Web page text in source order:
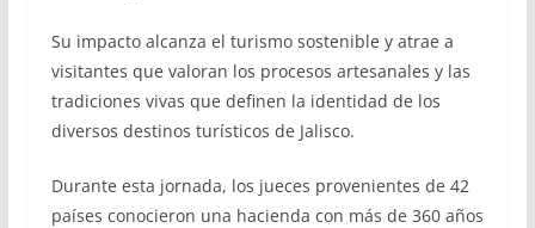
Su impacto alcanza el turismo sostenible y atrae a
visitantes que valoran los procesos artesanales y las
tradiciones vivas que definen la identidad de los
diversos destinos turísticos de Jalisco.
Durante esta jornada, los jueces provenientes de 42
países conocieron una hacienda con más de 360 años